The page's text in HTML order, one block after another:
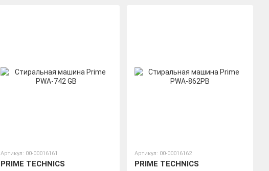
Артикул: 00-00016161
PRIME TECHNICS
Артикул: 00-00016162
PRIME TECHNICS